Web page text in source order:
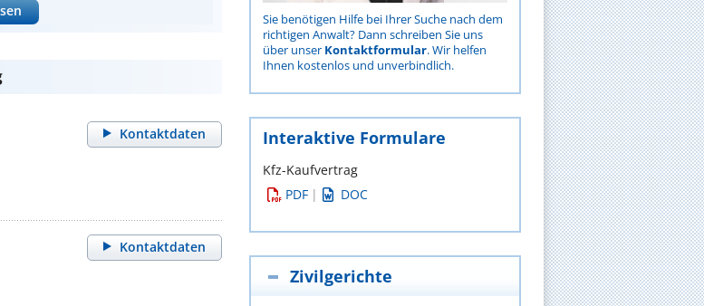
Kontaktdaten
Kontaktdaten
Sie benötigen Hilfe bei Ihrer Suche nach dem
richtigen Anwalt? Dann schreiben Sie uns
über unser Kontaktformular. Wir helfen
Ihnen kostenlos und unverbindlich.
Interaktive Formulare
Kfz-Kaufvertrag
PDF | DOC
Zivilgerichte